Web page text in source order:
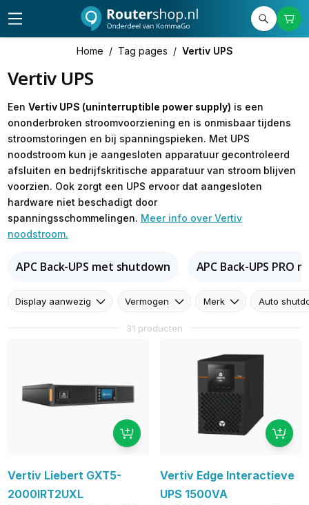
Home / Tag pages / Vertiv UPS
Vertiv UPS
Een Vertiv UPS (uninterruptible power supply) is een
ononderbroken stroomvoorziening en is onmisbaar tijdens
stroomstoringen en bij spanningspieken. Met UPS
noodstroom kun je aangesloten apparatuur gecontroleerd
afsluiten en bedrijfskritische apparatuur van stroom blijven
voorzien. Ook zorgt een UPS ervoor dat aangesloten
hardware niet beschadigt door
spanningsschommelingen. Meer info over Vertiv
noodstroom.
APC Back-UPS met shutdown APC Back-UPS PRO
Display aanwezig Vermogen Merk Auto
31 producten
Vertiv Liebert GXT5-
2000IRT2UXL
Vertiv Edge Interactieve
UPS 1500VA